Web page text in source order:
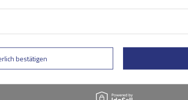
bestätigen